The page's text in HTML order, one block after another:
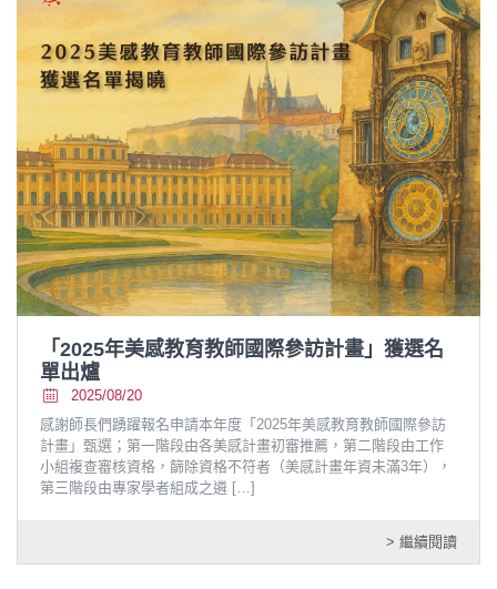
「2025年美感教育教師國際參訪計畫」獲選名
單出爐
2025/08/20
感謝師長們踴躍報名申請本年度「2025年美感教育教師國際參訪
計畫」甄選；第一階段由各美感計畫初審推薦，第二階段由工作
小組複查審核資格，篩除資格不符者（美感計畫年資未滿3年），
第三階段由專家學者組成之遴 […]
> 繼續閱讀